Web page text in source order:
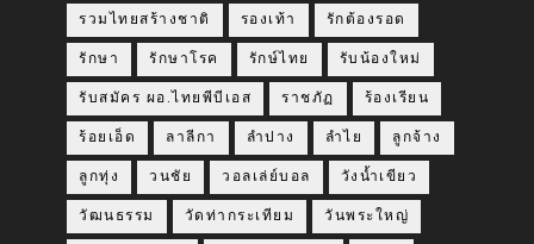
รวมไทยสร้างชาติ รองเท้า รักต้องรอด
รักษา รักษาโรค รักษ์ไทย รับน้องใหม่
รับสมัคร ผอ.ไทยพีบีเอส ราชภัฏ ร้องเรียน
ร้อยเอ็ด ลาลีกา ลำปาง ลำไย ลูกจ้าง
ลูกทุ่ง วนชัย วอลเล่ย์บอล วังน้ำเขียว
วัฒนธรรม วัดท่ากระเทียม วันพระใหญ่